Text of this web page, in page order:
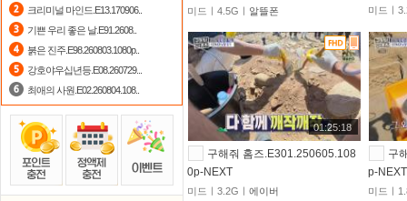
크리미널 마인드.E13.170906..
기쁜 우리 좋은 날.E91.2608..
붉은 진주.E98.260803.1080p..
강호야우십년등.E08.260729...
최애의 사원.E02.260804.108..
포인트할인쿠폰 사용방법 안내
댓글만 잘써도무료 포인트를 드립
미드ㅣ4.5Gㅣ 알뜰폰 미드ㅣ
01:25:18
구해줘 홈즈.E301.250605.108
0p-NEXT
미드ㅣ3.2Gㅣ에이버
구
p-NEXT
미드ㅣ